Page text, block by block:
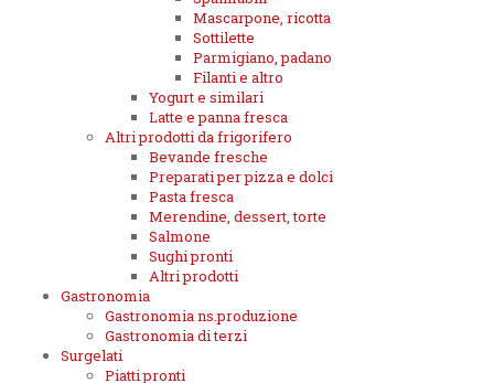
Mascarpone, ricotta
Sottilette
Parmigiano, padano
Filanti e altro
Yogurt e similari
Latte e panna fresca
Altri prodotti da frigorifero
Bevande fresche
Preparati per pizza e dolci
Pasta fresca
Merendine, dessert, torte
Salmone
Sughi pronti
Altri prodotti
Gastronomia
Gastronomia ns.produzione
Gastronomia di terzi
Surgelati
Piatti pronti